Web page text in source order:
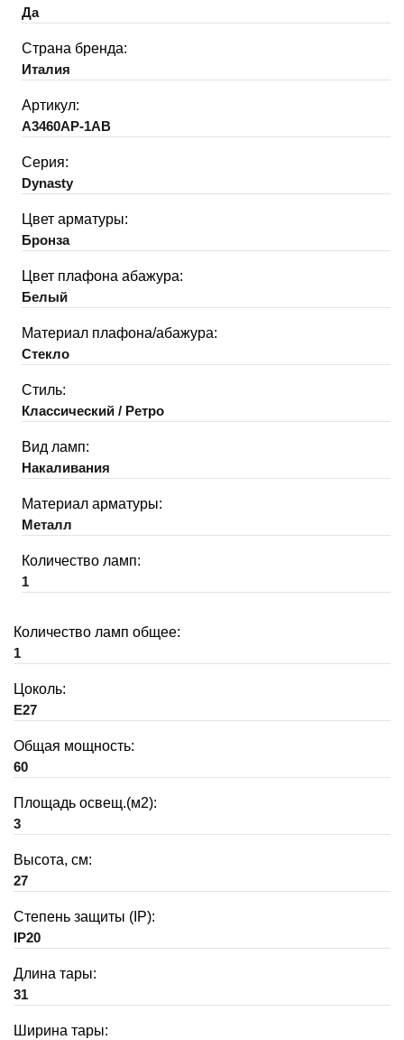
Да
Страна бренда:
Италия
Артикул:
A3460AP-1AB
Серия:
Dynasty
Цвет арматуры:
Бронза
Цвет плафона абажура:
Белый
Материал плафона/абажура:
Стекло
Стиль:
Классический / Ретро
Вид ламп:
Накаливания
Материал арматуры:
Металл
Количество ламп:
1
Количество ламп общее:
1
Цоколь:
E27
Общая мощность:
60
Площадь освещ.(м2):
3
Высота, см:
27
Степень защиты (IP):
IP20
Длина тары:
31
Ширина тары: